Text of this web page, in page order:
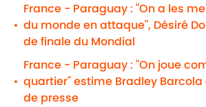
•
France - Paraguay : "On a les
du monde en attaque", Désiré
de finale du Mondial
•
France - Paraguay : "On joue
quartier" estime Bradley
de presse